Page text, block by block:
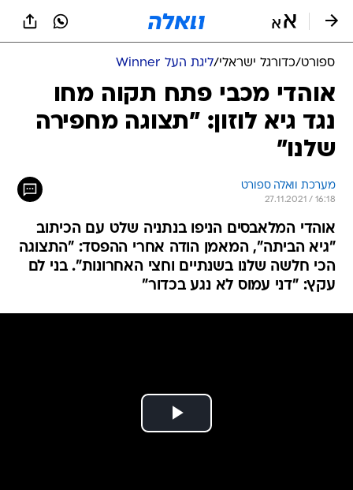
ספורט/כדורגל ישראלי/ליגת העל Winner
אוהדי מכבי פתח תקוה מחו
נגד גיא לוזון: "תצוגה מחפירה
שלנו"
מערכת וואלה ספורט
27.11.2021 / 16:18
אוהדי המלאבסים הניפו בנתניה שלט עם הכיתוב
"גיא הביתה", המאמן הודה אחרי ההפסד: "התצוגה
הכי חלשה שלנו בשנתיים וחצי האחרונות". בני לם
עקץ: "דני עמוס לא נגע בכדור"